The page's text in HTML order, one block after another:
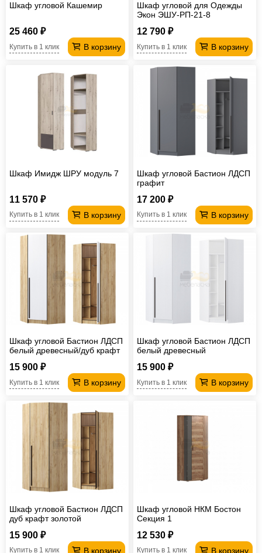
Шкаф угловой Кашемир
25 460 ₽
В корзину
Купить в 1 клик
Шкаф угловой для Одежды
Экон ЭШУ-РП-21-8
12 790 ₽
В корзину
Купить в 1 клик
Шкаф Имидж ШРУ модуль 7
11 570 ₽
В корзину
Купить в 1 клик
Шкаф угловой Бастион ЛДСП
графит
17 200 ₽
В корзину
Купить в 1 клик
Шкаф угловой Бастион ЛДСП
белый древесный/дуб крафт
15 900 ₽
В корзину
Купить в 1 клик
Шкаф угловой Бастион ЛДСП
белый древесный
15 900 ₽
В корзину
Купить в 1 клик
Шкаф угловой Бастион ЛДСП
дуб крафт золотой
15 900 ₽
В корзину
Купить в 1 клик
Шкаф угловой НКМ Бостон
Секция 1
12 530 ₽
В корзину
Купить в 1 клик